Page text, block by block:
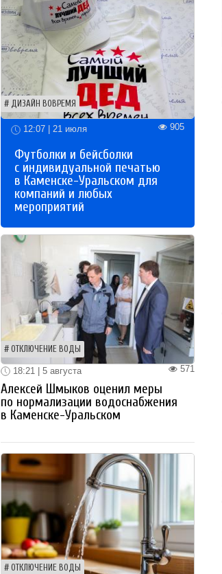
ДИЗАЙН ВОВРЕМЯ
12:07 | 21 июля 905
Футболки и бейсболки
с индивидуальной печатью
в Каменске-Уральском для
компаний и любых
мероприятий
ОТКЛЮЧЕНИЕ ВОДЫ
571
18:21 | 5 августа
Алексей Шмыков оценил меры
по нормализации водоснабжения
в Каменске-Уральском
ОТКЛЮЧЕНИЕ ВОДЫ